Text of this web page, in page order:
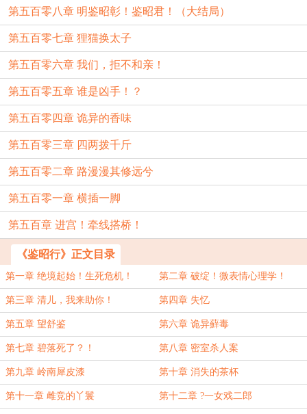
第五百零八章 明鉴昭彰！鉴昭君！（大结局）
第五百零七章 狸猫换太子
第五百零六章 我们，拒不和亲！
第五百零五章 谁是凶手！？
第五百零四章 诡异的香味
第五百零三章 四两拨千斤
第五百零二章 路漫漫其修远兮
第五百零一章 横插一脚
第五百章 进宫！牵线搭桥！
《鉴昭行》正文目录
第一章 绝境起始！生死危机！ 第二章 破绽！微表情心理学！
第三章 清儿，我来助你！ 第四章 失忆
第五章 望舒鉴 第六章 诡异蘚毒
第七章 碧落死了？！ 第八章 密室杀人案
第九章 岭南犀皮漆 第十章 消失的茶杯
第十一章 雌竞的丫鬟 第十二章 ?一女戏二郎